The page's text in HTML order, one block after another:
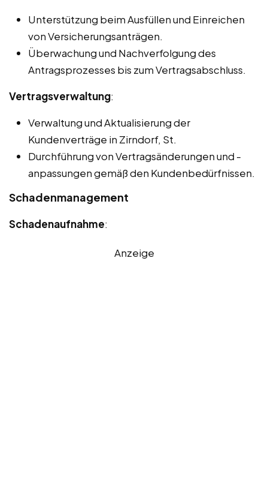
Unterstützung beim Ausfüllen und Einreichen
von Versicherungsanträgen.
Überwachung und Nachverfolgung des
Antragsprozesses bis zum Vertragsabschluss.
Vertragsverwaltung:
Verwaltung und Aktualisierung der
Kundenverträge in Zirndorf, St.
Durchführung von Vertragsänderungen und -
anpassungen gemäß den Kundenbedürfnissen.
Schadenmanagement
Schadenaufnahme:
Anzeige